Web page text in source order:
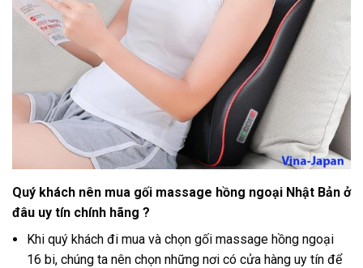
Quý khách nên mua gối massage hồng ngoại Nhật Bản ở
đâu uy tín chính hãng ?
Khi quý khách đi mua và chọn gối massage hồng ngoại
16 bi, chúng ta nên chọn những nơi có cửa hàng uy tín để